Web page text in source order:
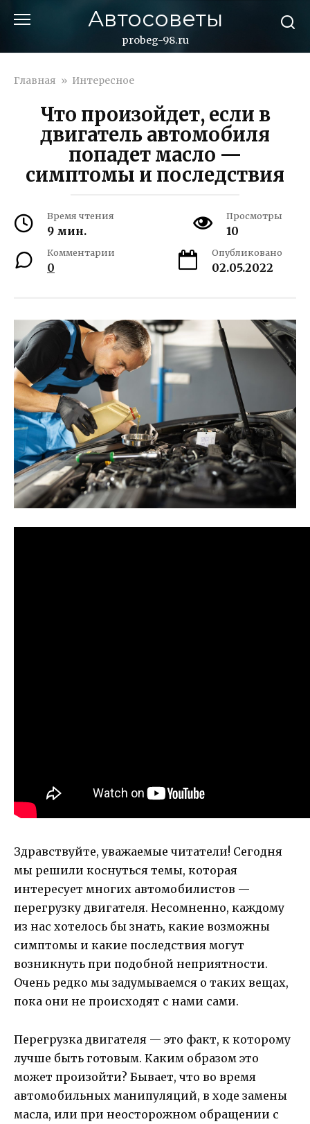
Автосоветы
probeg-98.ru
Главная » Интересное
Что произойдет, если в
двигатель автомобиля
попадет масло —
симптомы и последствия
Время чтения
9 мин.
Просмотры
10
Комментарии
0
Опубликовано
02.05.2022
Здравствуйте, уважаемые читатели! Сегодня
мы решили коснуться темы, которая
интересует многих автомобилистов —
перегрузку двигателя. Несомненно, каждому
из нас хотелось бы знать, какие возможны
симптомы и какие последствия могут
возникнуть при подобной неприятности.
Очень редко мы задумываемся о таких вещах,
пока они не происходят с нами сами.
Перегрузка двигателя — это факт, к которому
лучше быть готовым. Каким образом это
может произойти? Бывает, что во время
автомобильных манипуляций, в ходе замены
масла, или при неосторожном обращении с